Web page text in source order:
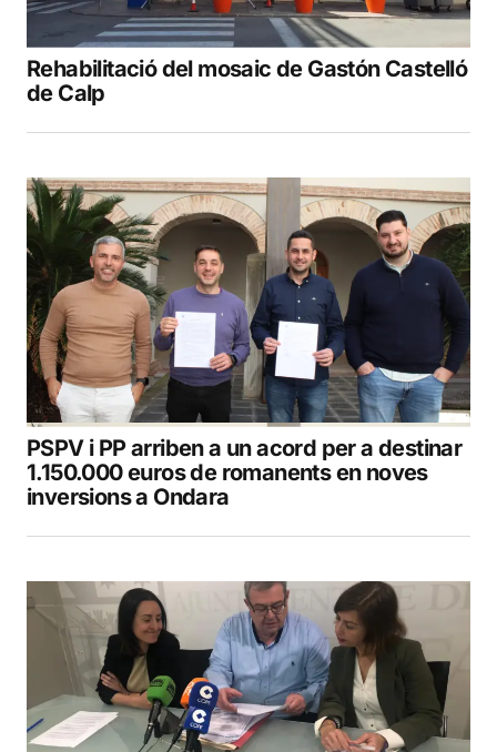
Rehabilitació del mosaic de Gastón Castelló
de Calp
PSPV i PP arriben a un acord per a destinar
1.150.000 euros de romanents en noves
inversions a Ondara